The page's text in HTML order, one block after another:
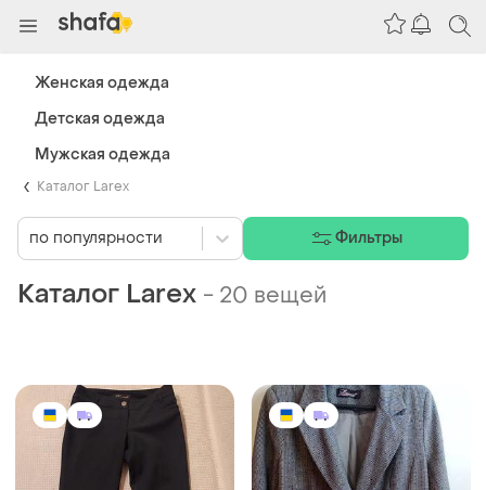
Каталог Larex
Каталог Larex - 20 вещей
по популярности Фильтры
Женская одежда
Детская одежда
Мужская одежда